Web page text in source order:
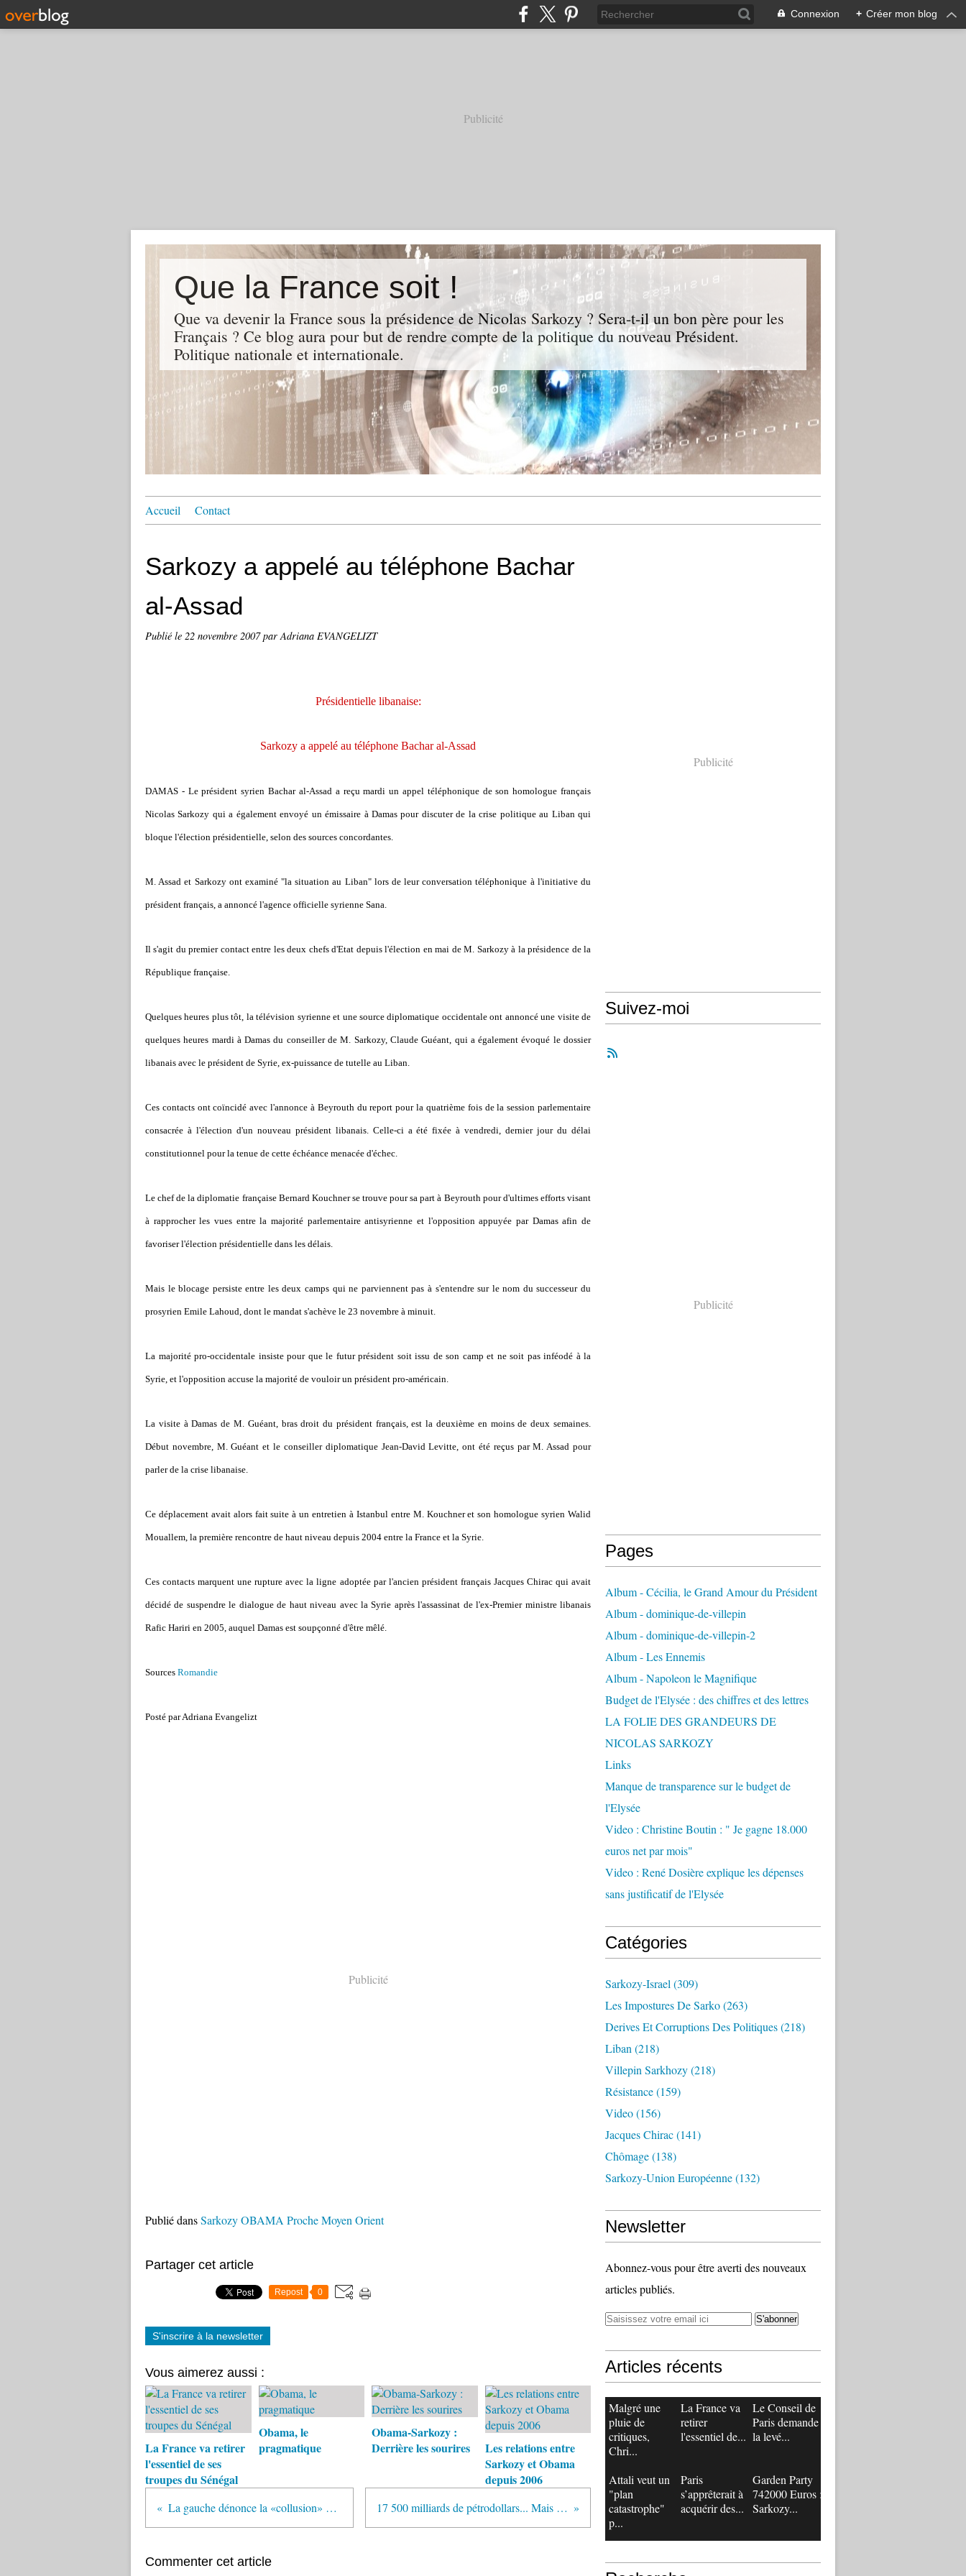
Connexion + Créer mon blog
Publicité
Que la France soit !
Que va devenir la France sous la présidence de Nicolas Sarkozy ? Sera-t-il un bon père pour les
Français ? Ce blog aura pour but de rendre compte de la politique du nouveau Président.
Politique nationale et internationale.
Accueil Contact
Sarkozy a appelé au téléphone Bachar
al-Assad
Publié le 22 novembre 2007par Adriana EVANGELIZT
Présidentielle libanaise:
Sarkozy a appelé au téléphone Bachar al-Assad
DAMAS - Le président syrien Bachar al-Assad a reçu mardi un appel téléphonique de son homologue français
Nicolas Sarkozy qui a également envoyé un émissaire à Damas pour discuter de la crise politique au Liban qui
bloque l'élection présidentielle, selon des sources concordantes.
M. Assad et Sarkozy ont examiné "la situation au Liban" lors de leur conversation téléphonique à l'initiative du
président français, a annoncé l'agence officielle syrienne Sana.
Il s'agit du premier contact entre les deux chefs d'Etat depuis l'élection en mai de M. Sarkozy à la présidence de la
République française.
Quelques heures plus tôt, la télévision syrienne et une source diplomatique occidentale ont annoncé une visite de
quelques heures mardi à Damas du conseiller de M. Sarkozy, Claude Guéant, qui a également évoqué le dossier
libanais avec le président de Syrie, ex-puissance de tutelle au Liban.
Ces contacts ont coïncidé avec l'annonce à Beyrouth du report pour la quatrième fois de la session parlementaire
consacrée à l'élection d'un nouveau président libanais. Celle-ci a été fixée à vendredi, dernier jour du délai
constitutionnel pour la tenue de cette échéance menacée d'échec.
Le chef de la diplomatie française Bernard Kouchner se trouve pour sa part à Beyrouth pour d'ultimes efforts visant
à rapprocher les vues entre la majorité parlementaire antisyrienne et l'opposition appuyée par Damas afin de
favoriser l'élection présidentielle dans les délais.
Mais le blocage persiste entre les deux camps qui ne parviennent pas à s'entendre sur le nom du successeur du
prosyrien Emile Lahoud, dont le mandat s'achève le 23 novembre à minuit.
La majorité pro-occidentale insiste pour que le futur président soit issu de son camp et ne soit pas inféodé à la
Syrie, et l'opposition accuse la majorité de vouloir un président pro-américain.
La visite à Damas de M. Guéant, bras droit du président français, est la deuxième en moins de deux semaines.
Début novembre, M. Guéant et le conseiller diplomatique Jean-David Levitte, ont été reçus par M. Assad pour
parler de la crise libanaise.
Ce déplacement avait alors fait suite à un entretien à Istanbul entre M. Kouchner et son homologue syrien Walid
Mouallem, la première rencontre de haut niveau depuis 2004 entre la France et la Syrie.
Ces contacts marquent une rupture avec la ligne adoptée par l'ancien président français Jacques Chirac qui avait
décidé de suspendre le dialogue de haut niveau avec la Syrie après l'assassinat de l'ex-Premier ministre libanais
Rafic Hariri en 2005, auquel Damas est soupçonné d'être mêlé.
Sources Romandie
Posté par Adriana Evangelizt
Publicité
Publié dansSarkozy OBAMA Proche Moyen Orient
Partager cet article
Repost 0
S'inscrire à la newsletter
Vous aimerez aussi :
La France va retirer
l'essentiel de ses
troupes du Sénégal
Obama, le
pragmatique
Obama-Sarkozy :
Derrière les sourires
Les relations entre
Sarkozy et Obama
depuis 2006
La gauche dénonce la «collusion» entre Sarkozy et des médias 17 500 milliards de pétrodollars... Mais où donc s'en va tout l'argent?
Commenter cet article
Publicité
Suivez-moi
Publicité
Pages
Album - Cécilia, le Grand Amour du Président
Album - dominique-de-villepin
Album - dominique-de-villepin-2
Album - Les Ennemis
Album - Napoleon le Magnifique
Budget de l'Elysée : des chiffres et des lettres
LA FOLIE DES GRANDEURS DE
NICOLAS SARKOZY
Links
Manque de transparence sur le budget de
l'Elysée
Video : Christine Boutin : " Je gagne 18.000
euros net par mois"
Video : René Dosière explique les dépenses
sans justificatif de l'Elysée
Catégories
Sarkozy-Israel (309)
Les Impostures De Sarko(263)
Derives Et Corruptions Des Politiques(218)
Liban (218)
Villepin Sarkhozy(218)
Résistance(159)
Video(156)
Jacques Chirac(141)
Chômage(138)
Sarkozy-Union Européenne(132)
Newsletter
Abonnez-vous pour être averti des nouveaux
articles publiés.
Articles récents
Malgré une
pluie de
critiques,
Chri...
La France va
retirer
l'essentiel de...
Le Conseil de
Paris demande
la levé...
Attali veut un
"plan
catastrophe"
p...
Paris
s’apprêterait à
acquérir des...
Garden Party
742000 Euros :
Sarkozy...